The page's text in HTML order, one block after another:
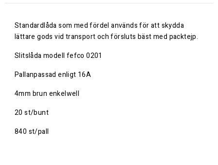
Standardlåda som med fördel används för att skydda
lättare gods vid transport och försluts bäst med packtejp.
Slitslåda modell fefco 0201
Pallanpassad enligt 16A
4mm brun enkelwell
20 st/bunt
840 st/pall